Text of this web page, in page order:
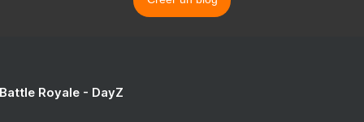
Royale - DayZ